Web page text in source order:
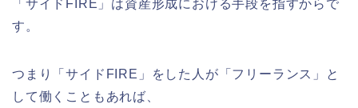
「サイドFIRE」は資産形成における手段を指すからで
す。
つまり「サイドFIRE」をした人が「フリーランス」と
して働くこともあれば、